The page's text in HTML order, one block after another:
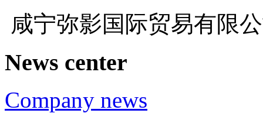
咸宁弥影国际贸易有限
News center
Company news